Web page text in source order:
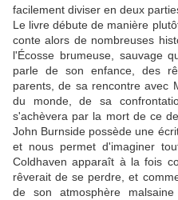
facilement diviser en deux
Le livre débute de manière
conte alors de nombreuses
l'Écosse brumeuse, sauvage
parle de son enfance, des
parents, de sa rencontre avec
du monde, de sa
s'achèvera par la mort de ce
John Burnside possède une
et nous permet d'imaginer
Coldhaven apparaît à la fois
rêverait de se perdre, et
de son atmosphère